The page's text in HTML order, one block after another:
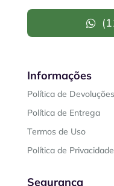
Informações
Política de Devoluções
Política de Entrega
Termos de Uso
Política de Privacidade
Segurança